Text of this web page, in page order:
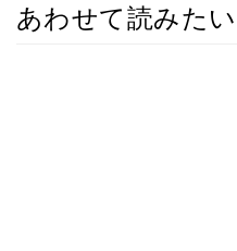
あわせて読みたい